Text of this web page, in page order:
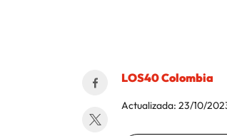
LOS40 Colombia
Actualizada: 23/10/